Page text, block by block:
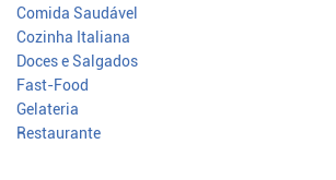
Comida Saudável
Cozinha Italiana
Doces e Salgados
Fast-Food
Gelateria
Restaurante